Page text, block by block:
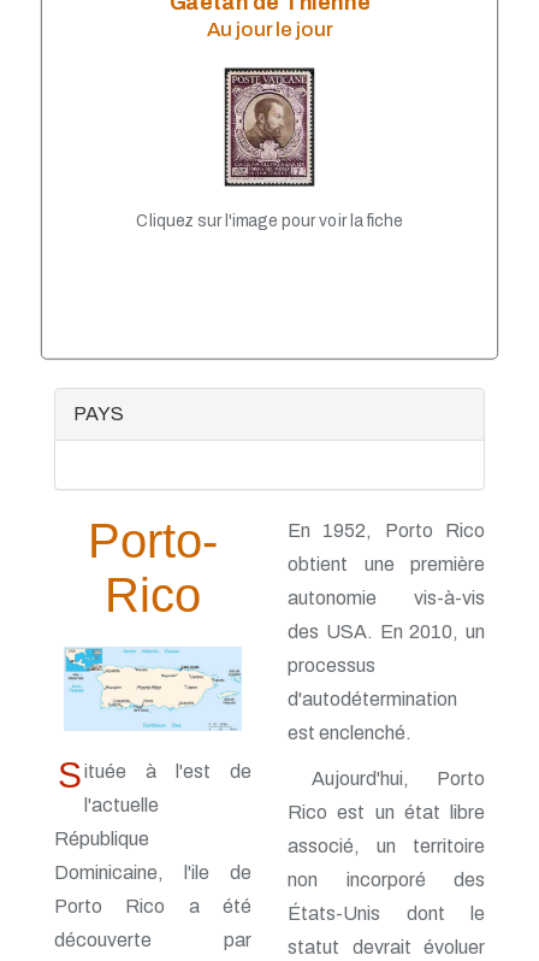
Au jour le jour
Cliquez sur l'image pour voir la fiche
PAYS
Porto-
Rico
Située à l'est de
l'actuelle
République
Dominicaine, l'ile de
Porto Rico a été
découverte par
En 1952, Porto Rico
obtient une première
autonomie vis-à-vis
des USA. En 2010, un
processus
d'autodétermination
est enclenché.
Aujourd'hui, Porto
Rico est un état libre
associé, un territoire
non incorporé des
États-Unis dont le
statut devrait évoluer